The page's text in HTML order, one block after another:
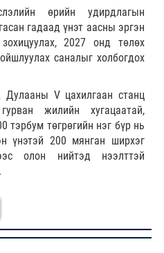
өрийн удирдлагын
гадаад үнэт аасны эргэн
2027 онд төлөх
саналыг холбогдох
Дулааны V цахилгаан станц
жилийн хугацаатай,
тэрбум төгрөгийн нэг бүр нь
үнэтэй 200 мянган ширхэг
олон нийтэд нээлттэй